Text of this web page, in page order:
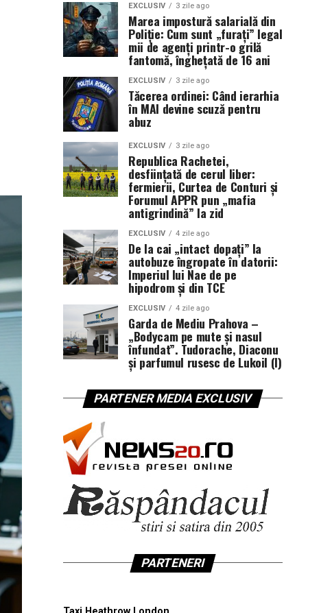
EXCLUSIV 3 zile ago
Marea impostură salarială din
Poliție: Cum sunt „furați” legal
mii de agenți printr-o grilă
fantomă, înghețată de 16 ani
EXCLUSIV 3 zile ago
Tăcerea ordinei: Când ierarhia
în MAI devine scuză pentru
abuz
EXCLUSIV 3 zile ago
Republica Rachetei,
desființată de cerul liber:
fermierii, Curtea de Conturi și
Forumul APPR pun „mafia
antigrindină” la zid
EXCLUSIV 4 zile ago
De la cai „intact dopați” la
autobuze îngropate în datorii:
Imperiul lui Nae de pe
hipodrom și din TCE
EXCLUSIV 4 zile ago
Garda de Mediu Prahova –
„Bodycam pe mute și nasul
înfundat”. Tudorache, Diaconu
și parfumul rusesc de Lukoil (I)
PARTENER MEDIA EXCLUSIV
PARTENERI